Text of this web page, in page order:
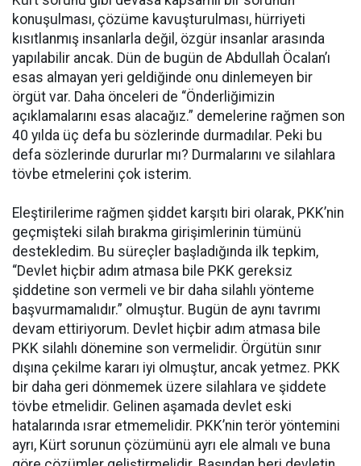
konuşulması, çözüme kavuşturulması, hürriyeti
kısıtlanmış insanlarla değil, özgür insanlar arasında
yapılabilir ancak. Dün de bugün de Abdullah Öcalan’ı
esas almayan yeri geldiğinde onu dinlemeyen bir
örgüt var. Daha önceleri de “Önderliğimizin
açıklamalarını esas alacağız.” demelerine rağmen son
40 yılda üç defa bu sözlerinde durmadılar. Peki bu
defa sözlerinde dururlar mı? Durmalarını ve silahlara
tövbe etmelerini çok isterim.
Eleştirilerime rağmen şiddet karşıtı biri olarak, PKK’nin
geçmişteki silah bırakma girişimlerinin tümünü
destekledim. Bu süreçler başladığında ilk tepkim,
“Devlet hiçbir adım atmasa bile PKK gereksiz
şiddetine son vermeli ve bir daha silahlı yönteme
başvurmamalıdır.” olmuştur. Bugün de aynı tavrımı
devam ettiriyorum. Devlet hiçbir adım atmasa bile
PKK silahlı dönemine son vermelidir. Örgütün sınır
dışına çekilme kararı iyi olmuştur, ancak yetmez. PKK
bir daha geri dönmemek üzere silahlara ve şiddete
tövbe etmelidir. Gelinen aşamada devlet eski
hatalarında ısrar etmemelidir. PKK’nin terör yöntemini
ayrı, Kürt sorunun çözümünü ayrı ele almalı ve buna